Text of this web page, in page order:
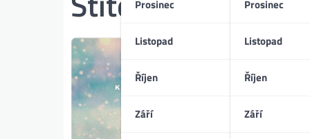
Prosinec
Listopad
Říjen
Září
Prosinec
Listopad
Říjen
Září